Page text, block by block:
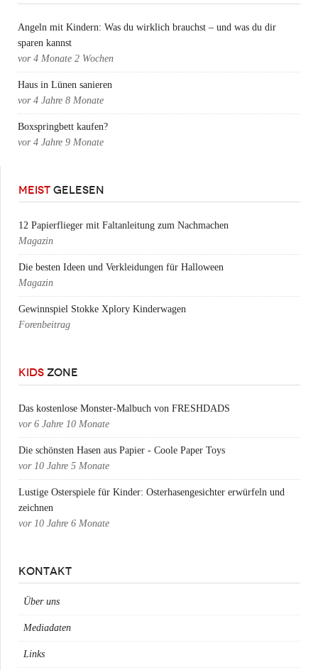
Angeln mit Kindern: Was du wirklich brauchst – und was du dir
sparen kannst
vor 4 Monate 2 Wochen
Haus in Lünen sanieren
vor 4 Jahre 8 Monate
Boxspringbett kaufen?
vor 4 Jahre 9 Monate
MEIST GELESEN
12 Papierflieger mit Faltanleitung zum Nachmachen
Magazin
Die besten Ideen und Verkleidungen für Halloween
Magazin
Gewinnspiel Stokke Xplory Kinderwagen
Forenbeitrag
KIDS ZONE
Das kostenlose Monster-Malbuch von FRESHDADS
vor 6 Jahre 10 Monate
Die schönsten Hasen aus Papier - Coole Paper Toys
vor 10 Jahre 5 Monate
Lustige Osterspiele für Kinder: Osterhasengesichter erwürfeln und
zeichnen
vor 10 Jahre 6 Monate
KONTAKT
Über uns
Mediadaten
Links